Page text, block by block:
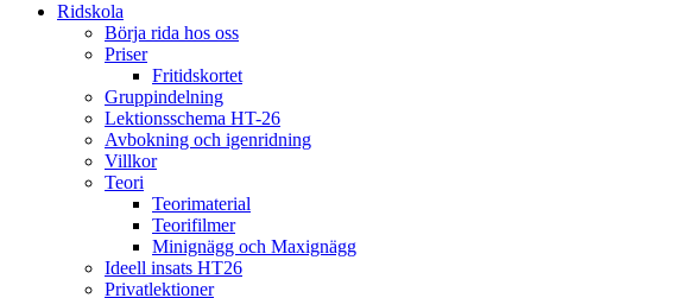
Ridskola
Börja rida hos oss
Priser
Fritidskortet
Gruppindelning
Lektionsschema HT-26
Avbokning och igenridning
Villkor
Teori
Teorimaterial
Teorifilmer
Minignägg och Maxignägg
Ideell insats HT26
Privatlektioner